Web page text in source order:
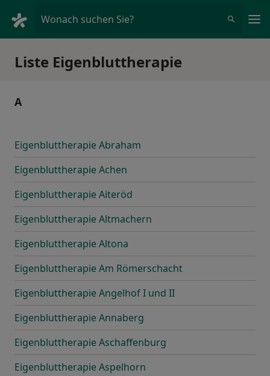
Wonach suchen Sie?
Liste Eigenbluttherapie
A
Eigenbluttherapie Abraham
Eigenbluttherapie Achen
Eigenbluttherapie Aiteröd
Eigenbluttherapie Altmachern
Eigenbluttherapie Altona
Eigenbluttherapie Am Römerschacht
Eigenbluttherapie Angelhof I und II
Eigenbluttherapie Annaberg
Eigenbluttherapie Aschaffenburg
Eigenbluttherapie Aspelhorn